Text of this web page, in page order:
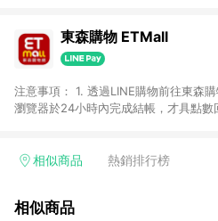
東森購物 ETMall
注意事項： 1. 透過LINE購物前往東森
瀏覽器於24小時內完成結帳，才具點
單，皆不在點數回饋範圍內。 3. 如購
球嚴選、商城、專案商品、「草莓網」
相似商品 熱銷排行榜
相似商品